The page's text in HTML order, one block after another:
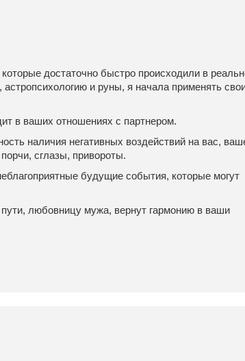
достаточно быстро происходили в
и руны, я начала применять
в ваших отношениях с партнером.
наличия негативных воздействий на вас,
сглазы, привороты.
будущие события, которые могут
любовницу мужа, вернут гармонию в ваши